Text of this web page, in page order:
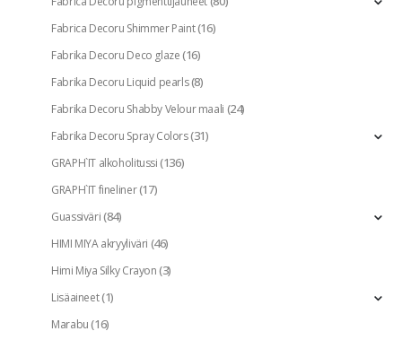
Fabrica Decoru Shimmer Paint(16)
Fabrika Decoru Deco glaze(16)
Fabrika Decoru Liquid pearls(8)
Fabrika Decoru Shabby Velour maali (24)
Fabrika Decoru Spray Colors(31)
GRAPH`IT alkoholitussi(136)
GRAPH`IT fineliner(17)
Guassiväri(84)
HIMI MIYA akryyliväri (46)
Himi Miya Silky Crayon(3)
Lisäaineet(1)
Marabu (16)